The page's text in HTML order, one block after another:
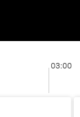
03:00